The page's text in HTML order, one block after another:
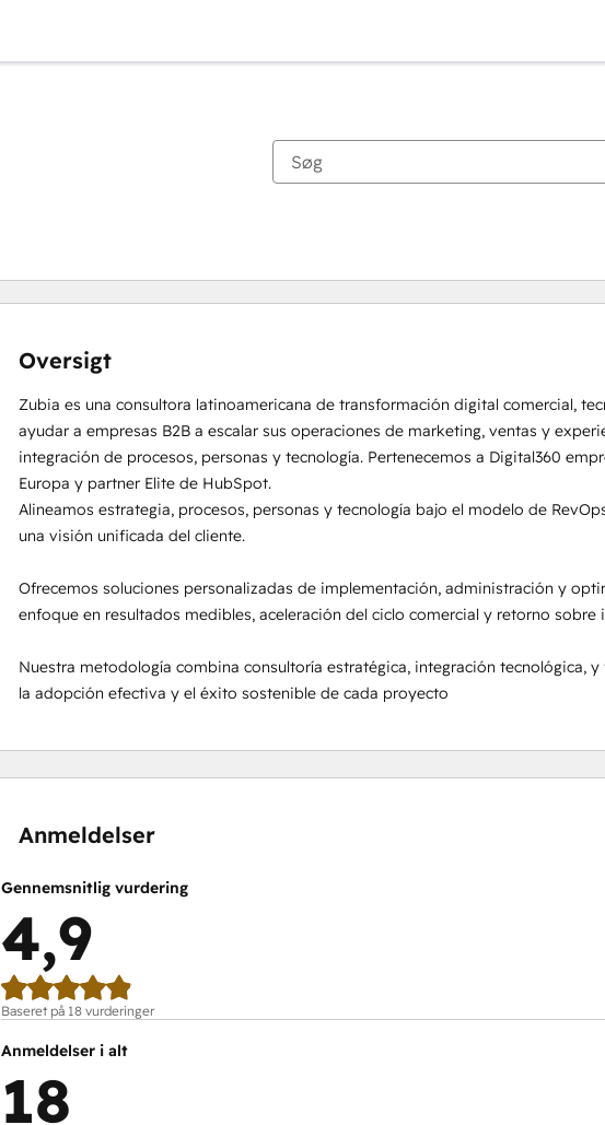
Oversigt
Zubia es una consultora latinoamericana de transformación digital comercial,
ayudar a empresas B2B a escalar sus operaciones de marketing, ventas y
integración de procesos, personas y tecnología. Pertenecemos a Digital360
Europa y partner Elite de HubSpot.
Alineamos estrategia, procesos, personas y tecnología bajo el modelo de
una visión unificada del cliente.
Ofrecemos soluciones personalizadas de implementación, administración y
enfoque en resultados medibles, aceleración del ciclo comercial y retorno sobre
Nuestra metodología combina consultoría estratégica, integración tecnológica,
la adopción efectiva y el éxito sostenible de cada proyecto
Anmeldelser
Gennemsnitlig vurdering
4,9
Baseret på 18 vurderinger
Anmeldelser i alt
18